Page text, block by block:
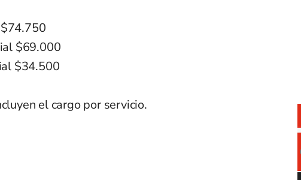
$69.000
$34.500
el cargo por servicio.